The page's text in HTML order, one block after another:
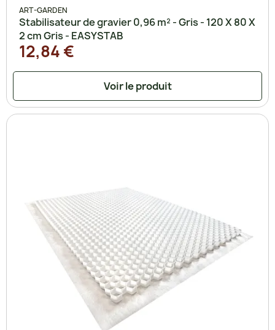
ART-GARDEN
Stabilisateur de gravier 0,96 m² - Gris - 120 X 80 X
2 cm Gris - EASYSTAB
12,84 €
Voir le produit